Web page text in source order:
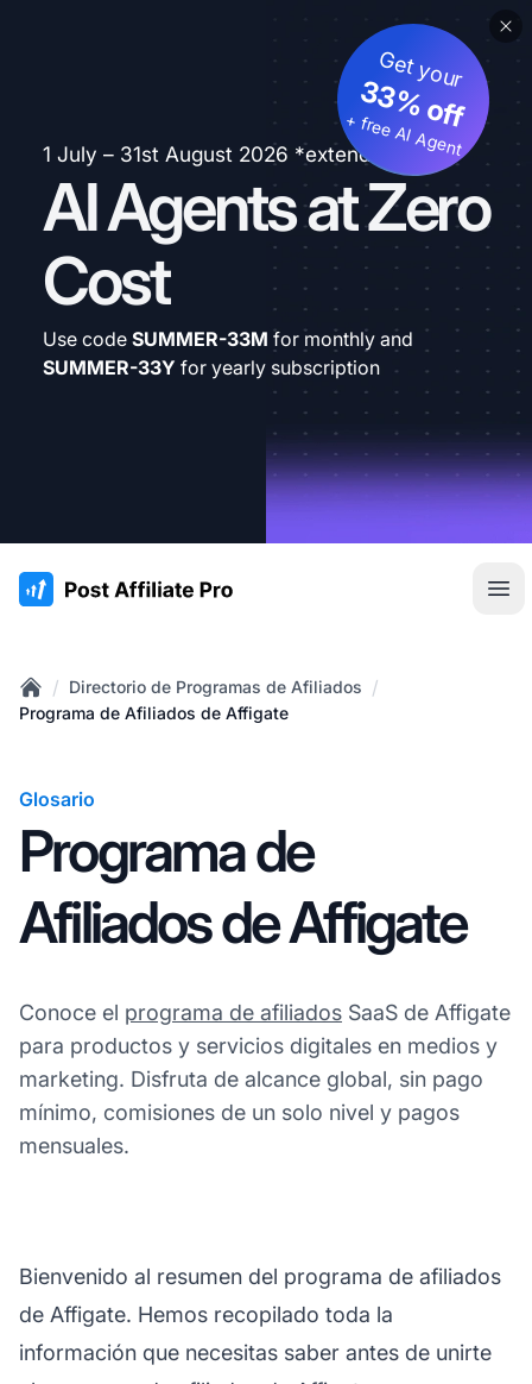
1 July – 31st August 2026 *extended
AI Agents at Zero
Cost
Get your
33% off
+ free AI Agent
Use code SUMMER-33M for monthly and
SUMMER-33Y for yearly subscription
:site.title
Home
/ Directorio de Programas de Afiliados /
Programa de Afiliados de Affigate
Glosario
Programa de
Afiliados de Affigate
Conoce el programa de afiliados SaaS de Affigate
para productos y servicios digitales en medios y
marketing. Disfruta de alcance global, sin pago
mínimo, comisiones de un solo nivel y pagos
mensuales.
Bienvenido al resumen del programa de afiliados
de Affigate. Hemos recopilado toda la
información que necesitas saber antes de unirte